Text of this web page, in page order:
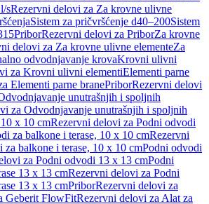
sRezervni delovi za Za krovne ulivne
Sistem za pričvršćenje d40–200Sistem
PriborRezervni delovi za PriborZa krovne
delovi za Za krovne ulivne elementeZa
odvodnjavanje krovaKrovni ulivni
za Krovni ulivni elementiElementi parne
Elementi parne branePriborRezervni delovi
unutrašnjih i spoljnih
za Odvodnjavanje unutrašnjih i spoljnih
x 10 cmRezervni delovi za Podni odvodi
za balkone i terase, 10 x 10 cmRezervni
balkone i terase, 10 x 10 cmPodni odvodi
za Podni odvodi 13 x 13 cmPodni
13 x 13 cmRezervni delovi za Podni
13 x 13 cmPriborRezervni delovi za
Geberit FlowFitRezervni delovi za Alat za